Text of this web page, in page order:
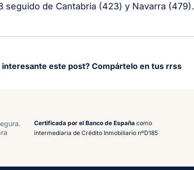
seguido de Cantabria (423) y Navarra (479).
interesante este post? Compártelo en tus rrss
Certificada por el Banco de España como
intermediaria de Crédito Inmobiliario nºD185